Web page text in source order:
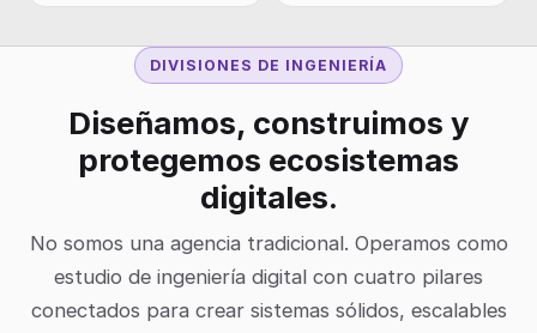
DIVISIONES DE INGENIERÍA
Diseñamos, construimos y
protegemos ecosistemas
digitales.
No somos una agencia tradicional. Operamos como
estudio de ingeniería digital con cuatro pilares
conectados para crear sistemas sólidos, escalables